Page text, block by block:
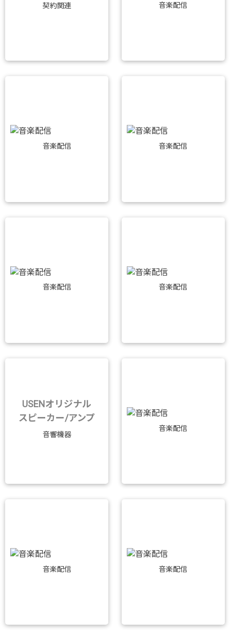
契約関連 音楽配信
音楽配信 音楽配信
音楽配信 音楽配信
USENオリジナル
スピーカー/アンプ
音響機器
音楽配信
音楽配信 音楽配信